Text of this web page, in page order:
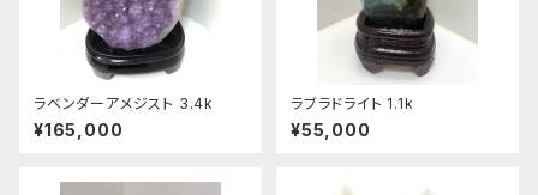
ラベンダーアメジスト 3.4k
¥165,000
ラブラドライト 1.1k
¥55,000